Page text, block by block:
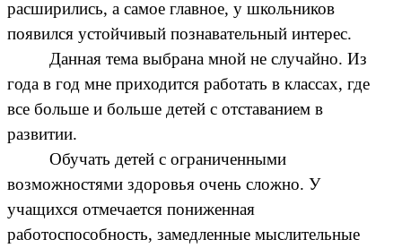
расширились, а самое главное, у школьников
появился устойчивый познавательный интерес.
Данная тема выбрана мной не случайно. Из
года в год мне приходится работать в классах, где
все больше и больше детей с отставанием в
развитии.
Обучать детей с ограниченными
возможностями здоровья очень сложно. У
учащихся отмечается пониженная
работоспособность, замедленные мыслительные